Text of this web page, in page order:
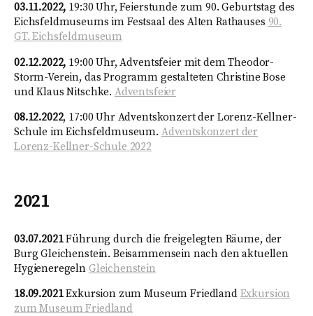
03.11.2022, 19:30 Uhr, Feierstunde zum 90. Geburtstag des
Eichsfeldmuseums im Festsaal des Alten Rathauses 90.
GT. Eichsfeldmuseum
02.12.2022, 19:00 Uhr, Adventsfeier mit dem Theodor-
Storm-Verein, das Programm gestalteten Christine Bose
und Klaus Nitschke. Adventsfeier
08.12.2022, 17:00 Uhr Adventskonzert der Lorenz-Kellner-
Schule im Eichsfeldmuseum. Adventskonzert der
Lorenz-Kellner-Schule 2022
2021
03.07.2021Führung durch die freigelegten Räume, der
Burg Gleichenstein. Beisammensein nach den aktuellen
Hygieneregeln Gleichenstein
18.09.2021Exkursion zum Museum Friedland Exkursion
zum Museum Friedland